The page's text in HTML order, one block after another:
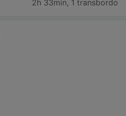
2h 33min, 1 transbordo